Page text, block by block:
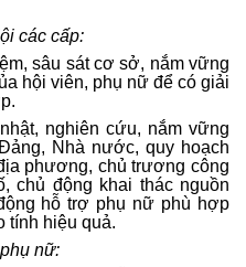
các cấp:
sâu sát cơ sở, nắm vững
hội viên, phụ nữ để có giải
nghiên cứu, nắm vững
Nhà nước, quy hoạch
phương, chủ trương công
chủ động khai thác nguồn
hỗ trợ phụ nữ phù hợp
tính hiệu quả.
nữ: